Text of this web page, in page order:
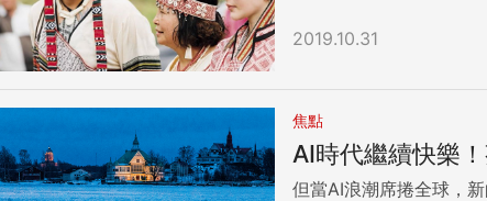
2019.10.31
焦點
AI時代繼續快樂
但當AI浪潮席捲全球，